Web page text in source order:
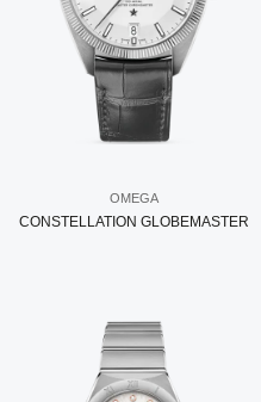
OMEGA
CONSTELLATION GLOBEMASTER